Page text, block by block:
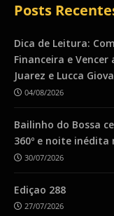
Posts
Dica de Leitura:
Financeira e
Juarez e Lucca
04/08/2026
Bailinho do Bossa
360º e noite inédita
30/07/2026
Ediçao 288
27/07/2026